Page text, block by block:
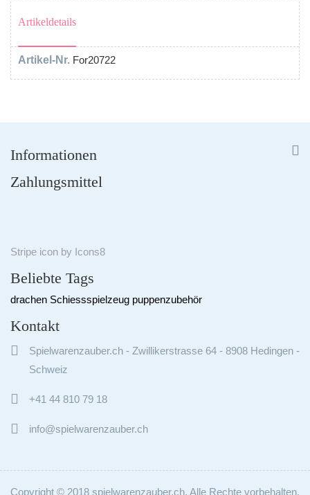
Artikeldetails
Artikel-Nr. For20722
Informationen 

Zahlungsmittel
Stripe icon by Icons8
Beliebte Tags
drachen Schiessspielzeug puppenzubehör
Kontakt

Spielwarenzauber.ch - Zwillikerstrasse 64 - 8908 Hedingen -
Schweiz
 +41 44 810 79 18
 info@spielwarenzauber.ch
Copyright © 2018 spielwarenzauber.ch. Alle Rechte vorbehalten.